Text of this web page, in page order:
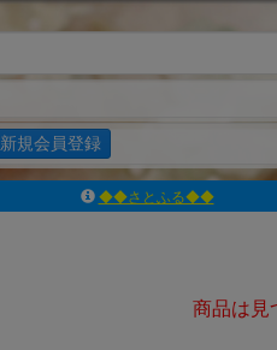
新規会員登録
◆◆さとふる◆◆
ｱｿﾞﾝﾚｰﾍﾞﾙｼｮｯﾌﾟ楽天市場店
よくあるご質問（Q&A）
商品は見